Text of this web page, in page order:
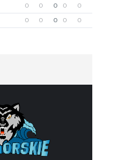
0 0 0 0 0
0 0 0 0 0